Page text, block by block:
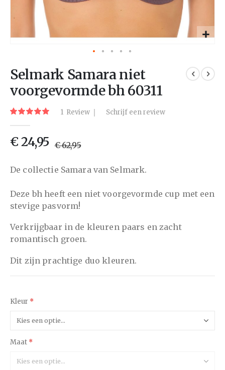
Selmark Samara niet
voorgevormde bh 60311
Waardering:
1 Review Schrijf een review
€ 24,95 € 62,95
De collectie Samara van Selmark.
Deze bh heeft een niet voorgevormde cup met een
stevige pasvorm!
Verkrijgbaar in de kleuren paars en zacht
romantisch groen.
Dit zijn prachtige duo kleuren.
Kleur
Maat